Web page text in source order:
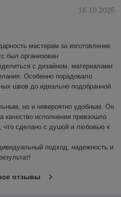
16.10.2025
мастерам за изготовление
был организован
с дизайном, материалами
Особенно порадовало
швов до идеально подобранной
но и невероятно удобным. Он
качество исполнения превзошло
что сделано с душой и любовью к
подход, надежность и
отзывы